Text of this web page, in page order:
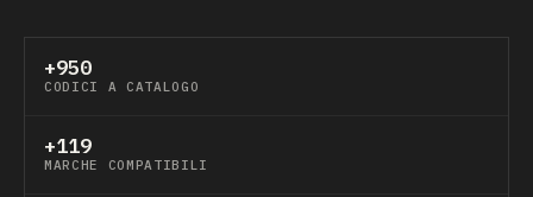
+950
CODICI A CATALOGO
+119
MARCHE COMPATIBILI